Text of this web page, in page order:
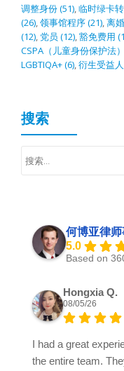
调整身份(51),临时绿卡
(26),领事馆程序(21),离婚
(12), 党员 (12),豁免费用
CSPA（儿童身份保护法）
LGBTIQA+(6),衍生受益人
搜索
何博亚律
5.0
Based on
Hongxia Q.
08/05/26
I had a great
the entire team.